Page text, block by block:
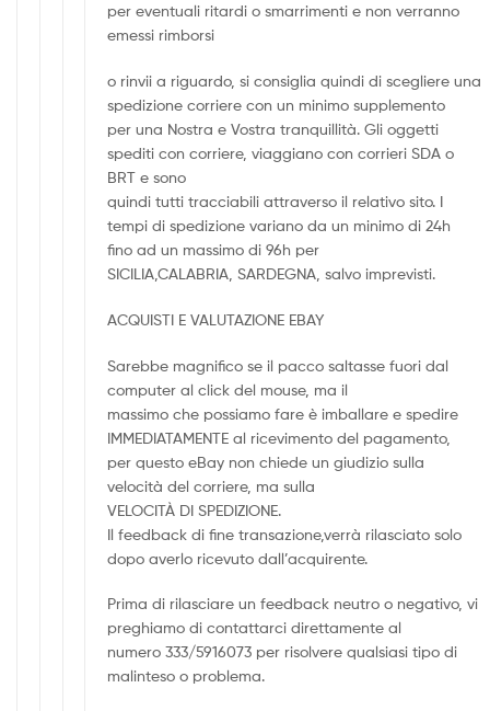
per eventuali ritardi o smarrimenti e non verranno
emessi rimborsi
o rinvii a riguardo, si consiglia quindi di scegliere una
spedizione corriere con un minimo supplemento
per una Nostra e Vostra tranquillità. Gli oggetti
spediti con corriere, viaggiano con corrieri SDA o
BRT e sono
quindi tutti tracciabili attraverso il relativo sito. I
tempi di spedizione variano da un minimo di 24h
fino ad un massimo di 96h per
SICILIA,CALABRIA, SARDEGNA, salvo imprevisti.
ACQUISTI E VALUTAZIONE EBAY
Sarebbe magnifico se il pacco saltasse fuori dal
computer al click del mouse, ma il
massimo che possiamo fare è imballare e spedire
IMMEDIATAMENTE al ricevimento del pagamento,
per questo eBay non chiede un giudizio sulla
velocità del corriere, ma sulla
VELOCITÀ DI SPEDIZIONE.
Il feedback di fine transazione,verrà rilasciato solo
dopo averlo ricevuto dall’acquirente.
Prima di rilasciare un feedback neutro o negativo, vi
preghiamo di contattarci direttamente al
numero 333/5916073 per risolvere qualsiasi tipo di
malinteso o problema.